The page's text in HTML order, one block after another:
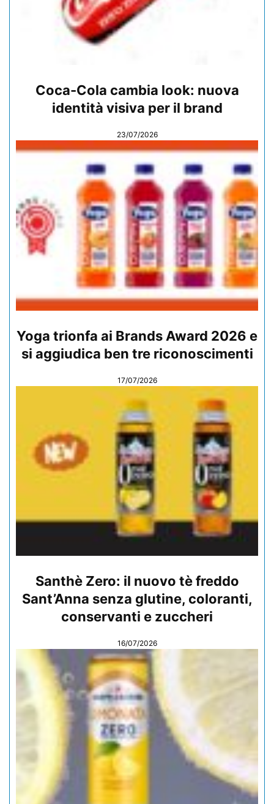
Coca-Cola cambia look: nuova
identità visiva per il brand
23/07/2026
Yoga trionfa ai Brands Award 2026 e
si aggiudica ben tre riconoscimenti
17/07/2026
Santhè Zero: il nuovo tè freddo
Sant’Anna senza glutine, coloranti,
conservanti e zuccheri
16/07/2026